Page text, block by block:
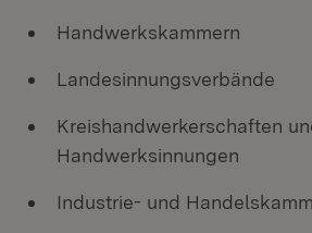
Handwerkskammern
Landesinnungsverbände
Kreishandwerkerschaften
Handwerksinnungen
Industrie- und